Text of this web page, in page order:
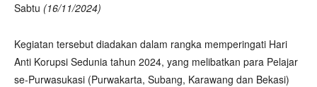
Sabtu (16/11/2024)
Kegiatan tersebut diadakan dalam rangka memperingati Hari
Anti Korupsi Sedunia tahun 2024, yang melibatkan para Pelajar
se-Purwasukasi (Purwakarta, Subang, Karawang dan Bekasi)